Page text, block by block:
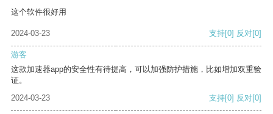
这个软件很好用
2024-03-23 支持[0] 反对[0]
游客
这款加速器app的安全性有待提高，可以加强防护措施，比如增加双重验
证。
2024-03-23
支持[0] 反对[0]